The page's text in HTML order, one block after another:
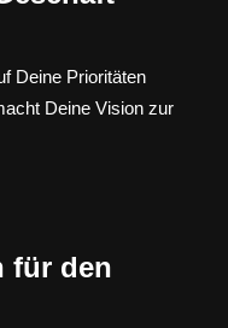
Deine Prioritäten
Deine Vision zur
für den